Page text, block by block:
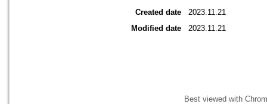
Created date
2023.11.21
Modified date
2023.11.21
Best viewed with